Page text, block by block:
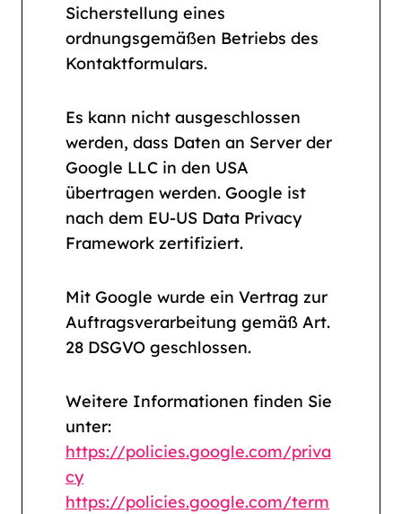
Sicherstellung eines
ordnungsgemäßen Betriebs des
Kontaktformulars.
Es kann nicht ausgeschlossen
werden, dass Daten an Server der
Google LLC in den USA
übertragen werden. Google ist
nach dem EU-US Data Privacy
Framework zertifiziert.
Mit Google wurde ein Vertrag zur
Auftragsverarbeitung gemäß Art.
28 DSGVO geschlossen.
Weitere Informationen finden Sie
unter:
https://policies.google.com/priva
cy
https://policies.google.com/term